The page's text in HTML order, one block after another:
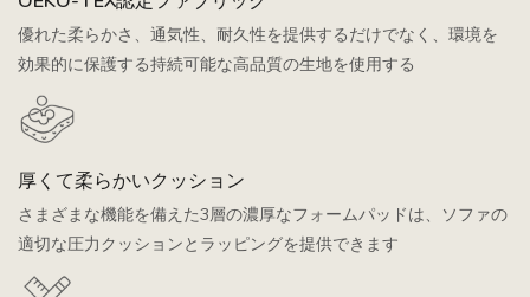
優れた柔らかさ、通気性、耐久性を提供するだけでなく、環境を
効果的に保護する持続可能な高品質の生地を使用する
厚くて柔らかいクッション
さまざまな機能を備えた3層の濃厚なフォームパッドは、ソファの
適切な圧力クッションとラッピングを提供できます